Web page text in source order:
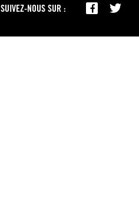
SUIVEZ-NOUS SUR :